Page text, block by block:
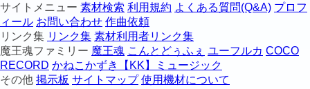
サイトメニュー 素材検索 利用規約 よくある質問(Q&A) プロフ
ィール お問い合わせ 作曲依頼
リンク集 リンク集 素材利用者リンク集
魔王魂ファミリー 魔王魂 こんとどぅふぇ ユーフルカ COCO
RECORD かねこかずき【KK】ミュージック
その他 掲示板 サイトマップ 使用機材について